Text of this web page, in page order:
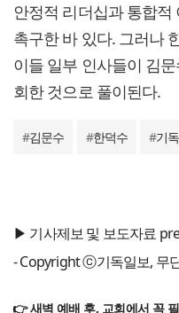
안정적 리더십과 통합
촉구한 바 있다. 그러나
이들 일부 인사들이 김
회한 것으로 풀이된다.
#김문수 #한덕수 #기
▶ 기사제보 및 보도자료
- Copyright ⓒ기독일보, 무
👉 새벽 예배 후, 교회에서 꼭